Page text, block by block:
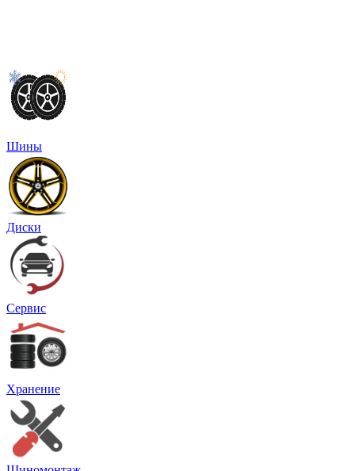
Шины
Диски
Сервис
Хранение